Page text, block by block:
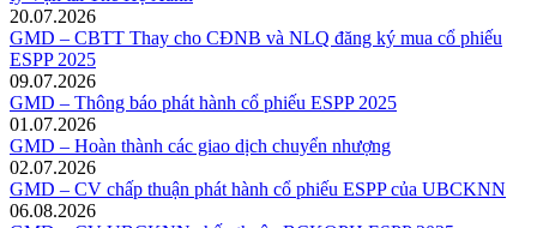
20.07.2026
GMD – CBTT Thay cho CĐNB và NLQ đăng ký mua cổ phiếu
ESPP 2025
09.07.2026
GMD – Thông báo phát hành cổ phiếu ESPP 2025
01.07.2026
GMD – Hoàn thành các giao dịch chuyển nhượng
02.07.2026
GMD – CV chấp thuận phát hành cổ phiếu ESPP của UBCKNN
06.08.2026